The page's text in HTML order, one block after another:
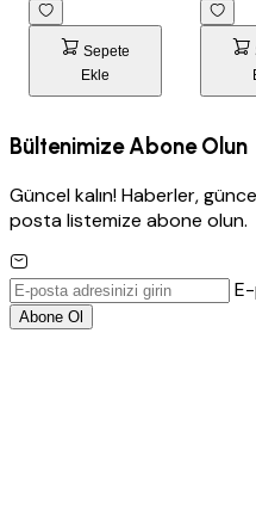
Sepete
Ekle
Bültenimize Abone Olun
Güncel kalın! Haberler,
posta listemize abone olun.
Abone Ol